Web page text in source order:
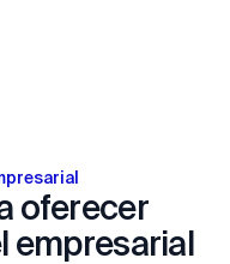
oferecer
empresarial